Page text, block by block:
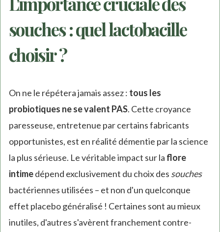
souches : quel lactobacille
choisir ?
On ne le répétera jamais assez : tous les
probiotiques ne se valent PAS. Cette croyance
paresseuse, entretenue par certains fabricants
opportunistes, est en réalité démentie par la science
la plus sérieuse. Le véritable impact sur la flore
intimedépend exclusivement du choix des souches
bactériennes utilisées – et non d'un quelconque
effet placebo généralisé ! Certaines sont au mieux
inutiles, d'autres s'avèrent franchement contre-